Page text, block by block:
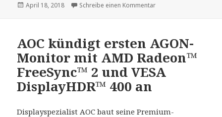
Veröffentlicht
April 18, 2018 Schreibe einen Kommentar
AOC kündigt ersten AGON-
Monitor mit AMD Radeon™
FreeSync™ 2 und VESA
DisplayHDR™ 400 an
Displayspezialist AOC baut seine Premium-